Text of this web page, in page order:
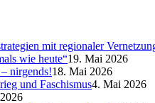
mit regionaler
wie heute“19. Mai 2026
nirgends!18. Mai 2026
und Faschismus4. Mai 2026